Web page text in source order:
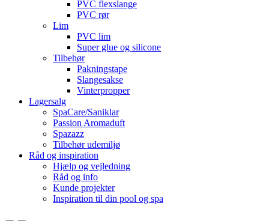
PVC flexslange
PVC rør
Lim
PVC lim
Super glue og silicone
Tilbehør
Pakningstape
Slangesakse
Vinterpropper
Lagersalg
SpaCare/Saniklar
Passion Aromaduft
Spazazz
Tilbehør udemiljø
Råd og inspiration
Hjælp og vejledning
Råd og info
Kunde projekter
Inspiration til din pool og spa